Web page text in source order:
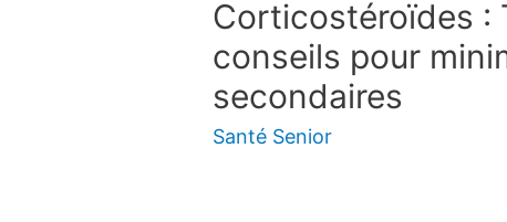
Corticostéroïdes :
conseils pour
secondaires
Santé Senior